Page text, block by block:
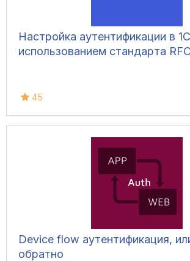
Настройка аутентификации в
использованием стандарта
45
Device flow аутентификация,
обратно